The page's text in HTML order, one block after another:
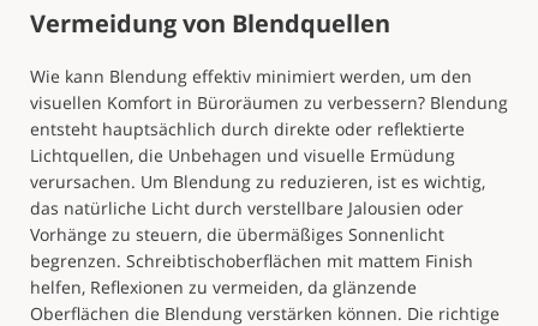
Vermeidung von Blendquellen
Wie kann Blendung effektiv minimiert werden, um den
visuellen Komfort in Büroräumen zu verbessern? Blendung
entsteht hauptsächlich durch direkte oder reflektierte
Lichtquellen, die Unbehagen und visuelle Ermüdung
verursachen. Um Blendung zu reduzieren, ist es wichtig,
das natürliche Licht durch verstellbare Jalousien oder
Vorhänge zu steuern, die übermäßiges Sonnenlicht
begrenzen. Schreibtischoberflächen mit mattem Finish
helfen, Reflexionen zu vermeiden, da glänzende
Oberflächen die Blendung verstärken können. Die richtige